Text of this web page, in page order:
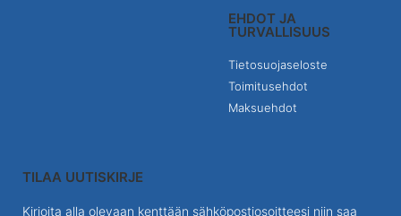
EHDOT JA
TURVALLISUUS
Tietosuojaseloste
Toimitusehdot
Maksuehdot
TILAA UUTISKIRJE
Kirjoita alla olevaan kenttään sähköpostiosoitteesi niin saa